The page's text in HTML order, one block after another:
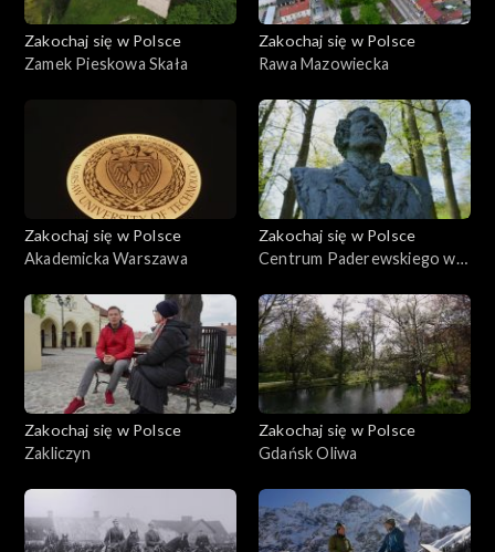
Zakochaj się w Polsce
Zamek Pieskowa Skała
Zakochaj się w Polsce
Rawa Mazowiecka
Zakochaj się w Polsce
Akademicka Warszawa
Zakochaj się w Polsce
Centrum Paderewskiego w
Zakochaj się w Polsce
Zakliczyn
Zakochaj się w Polsce
Gdańsk Oliwa